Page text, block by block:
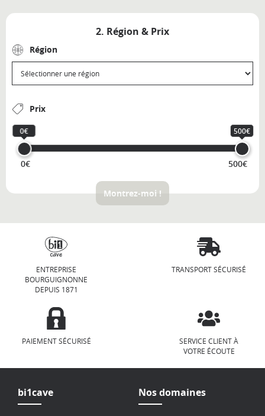
2. Région & Prix
Région
Prix
0€ 500€
0€ 500€
Montrez-moi !
ENTREPRISE
BOURGUIGNONNE
DEPUIS 1871
TRANSPORT SÉCURISÉ
PAIEMENT SÉCURISÉ
SERVICE CLIENT À
VOTRE ÉCOUTE
bi1cave Nos domaines